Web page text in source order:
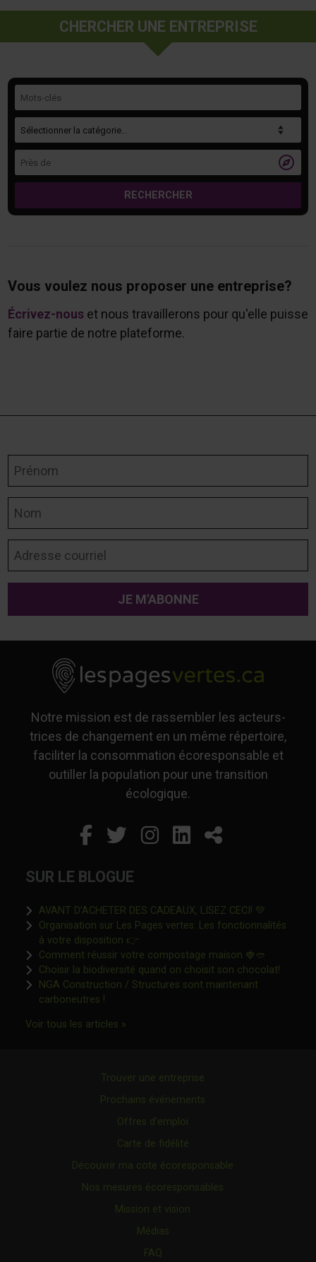
CHERCHER UNE ENTREPRISE

RECHERCHER
Vous voulez nous proposer une entreprise?
Écrivez-nouset nous travaillerons pour qu'elle puisse
faire partie de notre plateforme.
Notre mission est de rassembler les acteurs-
trices de changement en un même répertoire,
faciliter la consommation écoresponsable et
outiller la population pour une transition
écologique.
Facebook
Ce lien s'ouvrira dans
Twitter
Ce lien s'ouvrira
Instagram
Ce lien s'ouvrira
LinkedIn
Ce lienPartager
SUR LE BLOGUE
AVANT D’ACHETER DES CADEAUX, LISEZ CECI! 💚
Organisation sur Les Pages vertes: Les fonctionnalités
à votre disposition 👉Ce lien s'ouvrira dans une nouvelle
Comment réussir votre compostage maison 🍓🥙
Choisir la biodiversité quand on choisit son chocolat!Ce lien
NGA Construction / Structures sont maintenant
carboneutres !Ce lien s'ouvrira dans une nouvelle fenêtre"
Voir tous les articles »Ce lien s'ouvrira dans une nouvelle
Trouver une entreprise
Prochains événements
Offres d’emploi
Carte de fidélité
Découvrir ma cote écoresponsable
Nos mesures écoresponsables
Mission et vision
Médias
FAQ